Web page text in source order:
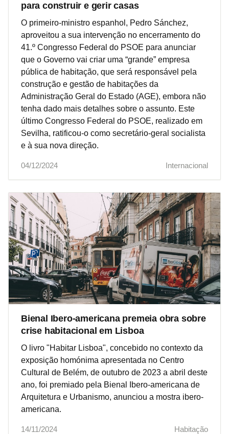
para construir e gerir casas
O primeiro-ministro espanhol, Pedro Sánchez,
aproveitou a sua intervenção no encerramento do
41.º Congresso Federal do PSOE para anunciar
que o Governo vai criar uma “grande” empresa
pública de habitação, que será responsável pela
construção e gestão de habitações da
Administração Geral do Estado (AGE), embora não
tenha dado mais detalhes sobre o assunto. Este
último Congresso Federal do PSOE, realizado em
Sevilha, ratificou-o como secretário-geral socialista
e à sua nova direção.
04/12/2024 Internacional
Bienal Ibero-americana premeia obra sobre
crise habitacional em Lisboa
O livro "Habitar Lisboa", concebido no contexto da
exposição homónima apresentada no Centro
Cultural de Belém, de outubro de 2023 a abril deste
ano, foi premiado pela Bienal Ibero-americana de
Arquitetura e Urbanismo, anunciou a mostra ibero-
americana.
14/11/2024 Habitação